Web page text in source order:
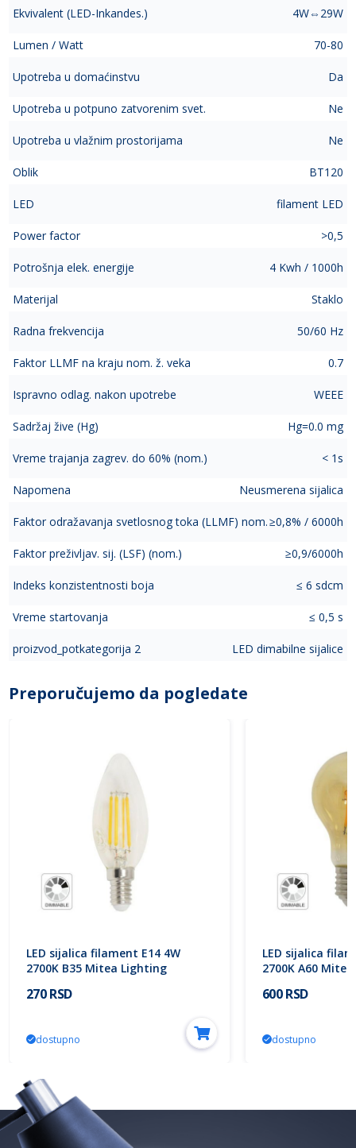
Ekvivalent (LED-Inkandes.) 4W⇔29W
Lumen / Watt 70-80
Upotreba u domaćinstvu Da
Upotreba u potpuno zatvorenim svet. Ne
Upotreba u vlažnim prostorijama Ne
Oblik BT120
LED filament LED
Power factor >0,5
Potrošnja elek. energije 4 Kwh / 1000h
Materijal Staklo
Radna frekvencija 50/60 Hz
Faktor LLMF na kraju nom. ž. veka 0.7
Ispravno odlag. nakon upotrebe WEEE
Sadržaj žive (Hg) Hg=0.0 mg
Vreme trajanja zagrev. do 60% (nom.) < 1s
Napomena Neusmerena sijalica
Faktor odražavanja svetlosnog toka (LLMF) nom.≥0,8% / 6000h
Faktor preživljav. sij. (LSF) (nom.) ≥0,9/6000h
Indeks konzistentnosti boja ≤ 6 sdcm
Vreme startovanja ≤ 0,5 s
proizvod_potkategorija 2 LED dimabilne sijalice
Preporučujemo da pogledate
LED sijalica filament E14 4W
2700K B35 Mitea Lighting
270 RSD
dostupno
LED sijalica
2700K A60
600 RSD
dostupno